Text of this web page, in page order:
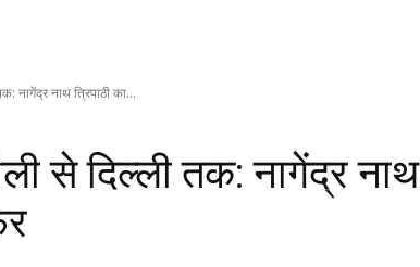
नागेंद्र नाथ त्रिपाठी का...
से दिल्ली तक: नागेंद्र नाथ